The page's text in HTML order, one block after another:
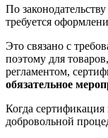
По законодательству
требуется
Это связано с
поэтому для
регламентом,
обязательное
Когда сертификация
добровольной